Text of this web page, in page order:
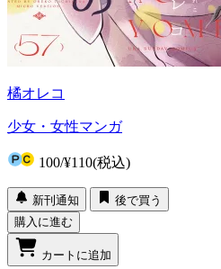
橘オレコ
少女・女性マンガ
100/¥110(税込)
新刊通知
後で買う
購入に進む
カートに追加